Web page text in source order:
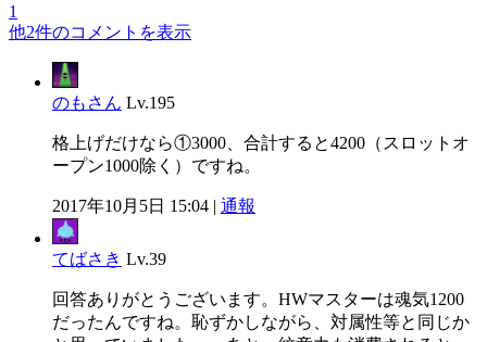
1
他2件のコメントを表示
のもさん Lv.195
格上げだけなら①3000、合計すると4200（スロットオ
ープン1000除く）ですね。
2017年10月5日 15:04 | 通報
てばさき Lv.39
回答ありがとうございます。HWマスターは魂気1200
だったんですね。恥ずかしながら、対属性等と同じか